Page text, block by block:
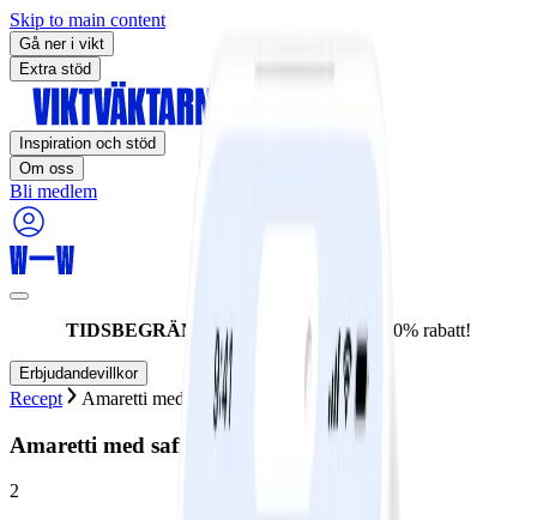
Skip to main content
Gå ner i vikt
Extra stöd
Inspiration och stöd
Om oss
Bli medlem
TIDSBEGRÄNSAT ERBJUDANDE: 60% rabatt!
Erbjudandevillkor
Recept Amaretti med saffran och citron
Amaretti med saffran och citron
2